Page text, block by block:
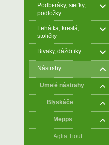
Podberáky, sieťky,
podložky
Lehátka, kreslá,
stoličky
Bivaky, dáždniky
Nástrahy
Umelé nástrahy
Blyskáče
Mepps
Aglia Trout